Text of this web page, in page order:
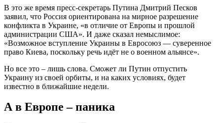
В это же время пресс-секретарь Путина Дмитрий Песков
заявил, что Россия ориентирована на мирное разрешение
конфликта в Украине, «в отличие от Европы и прошлой
администрации США». И даже сказал немыслимое:
«Возможное вступление Украины в Евросоюз — суверенное
право Киева, поскольку речь идёт не о военном альянсе».
Но все это – лишь слова. Сможет ли Путин отпустить
Украину из своей орбиты, и на каких условиях, будет
известно в ближайшие недели.
А в Европе – паника